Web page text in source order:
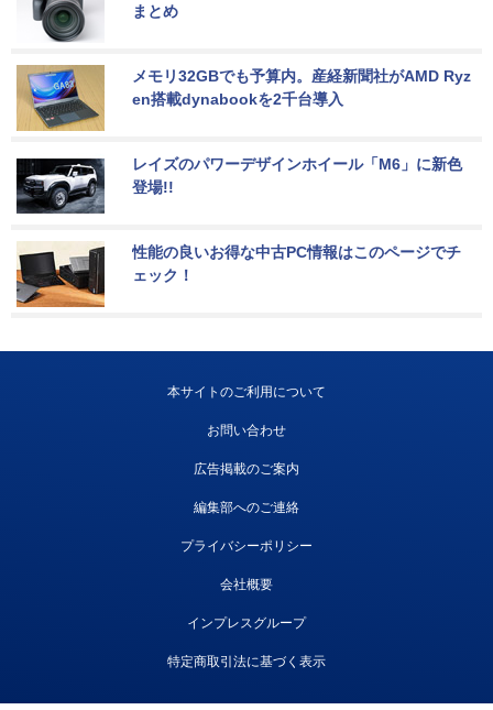
まとめ
メモリ32GBでも予算内。産経新聞社がAMD Ryz
en搭載dynabookを2千台導入
レイズのパワーデザインホイール「M6」に新色
登場!!
性能の良いお得な中古PC情報はこのページでチ
ェック！
本サイトのご利用について
お問い合わせ
広告掲載のご案内
編集部へのご連絡
プライバシーポリシー
会社概要
インプレスグループ
特定商取引法に基づく表示